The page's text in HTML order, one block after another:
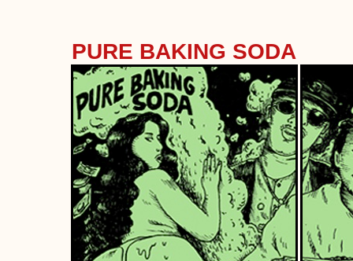
PURE BAKING SODA